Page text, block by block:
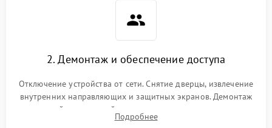
2. Демонтаж и обеспечение доступа
Отключение устройства от сети. Снятие дверцы, извлечение
внутренних направляющих и защитных экранов. Демонтаж
задней или верхней панели для прямого доступа к
нагревательным элементам, плате и вентиляторам.
Подробнее